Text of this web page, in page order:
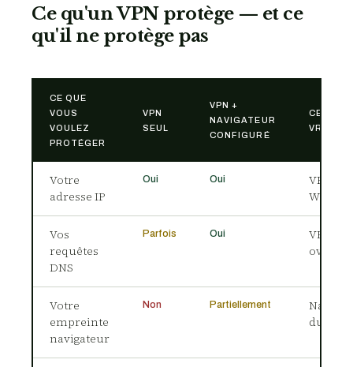
Ce qu'un VPN protège — et ce
qu'il ne protège pas
CE QUE
VOUS
VOULEZ
PROTÉGER
VPN
SEUL
VPN +
NAVIGATEUR
CONFIGURÉ
CE
Votre
adresse IP
Oui Oui
VPN
Vos
requêtes
DNS
Parfois Oui
VPN +
over-
Votre
empreinte
navigateur
Non Partiellement
durci